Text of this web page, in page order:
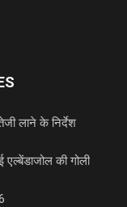
लाने के निर्देश
की गोली